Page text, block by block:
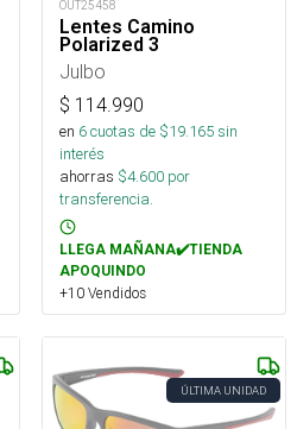
OUT25458
Lentes Camino
Polarized 3
Julbo
$ 114.990
en 6cuotas de $19.165sin
interés
ahorras $4.600 por
transferencia.
LLEGA MAÑANA✔️TIENDA
APOQUINDO
+10 Vendidos
ÚLTIMA UNIDAD